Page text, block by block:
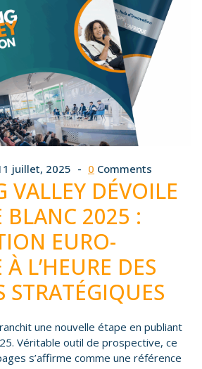
juillet, 2025 0 Comments
VALLEY DÉVOILE
BLANC 2025 :
EURO-
L’HEURE DES
STRATÉGIQUES
une nouvelle étape en publiant
Véritable outil de prospective, ce
s’affirme comme une référence